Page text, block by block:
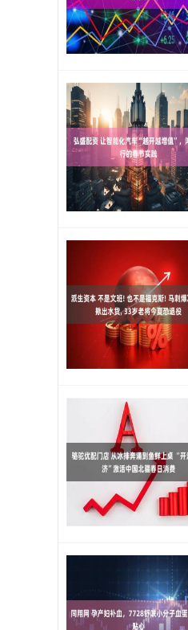
1.02% 深证成指